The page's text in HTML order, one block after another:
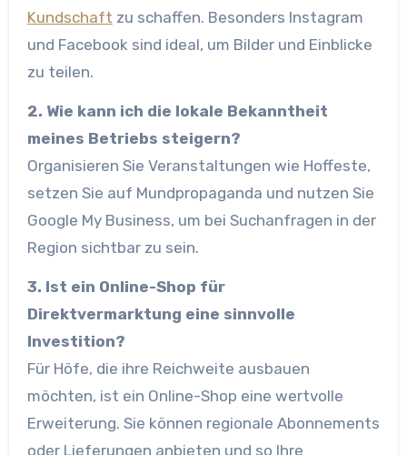
Kundschaft zu schaffen. Besonders Instagram
und Facebook sind ideal, um Bilder und Einblicke
zu teilen.
2. Wie kann ich die lokale Bekanntheit
meines Betriebs steigern?
Organisieren Sie Veranstaltungen wie Hoffeste,
setzen Sie auf Mundpropaganda und nutzen Sie
Google My Business, um bei Suchanfragen in der
Region sichtbar zu sein.
3. Ist ein Online-Shop für
Direktvermarktung eine sinnvolle
Investition?
Für Höfe, die ihre Reichweite ausbauen
möchten, ist ein Online-Shop eine wertvolle
Erweiterung. Sie können regionale Abonnements
oder Lieferungen anbieten und so Ihre